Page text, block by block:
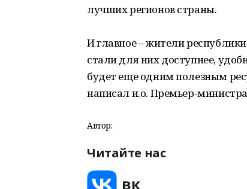
лучших регионов страны.
И главное – жители
стали для них доступнее,
будет еще одним полезным
написал и.о. Премьер-
Автор:
Читайте нас